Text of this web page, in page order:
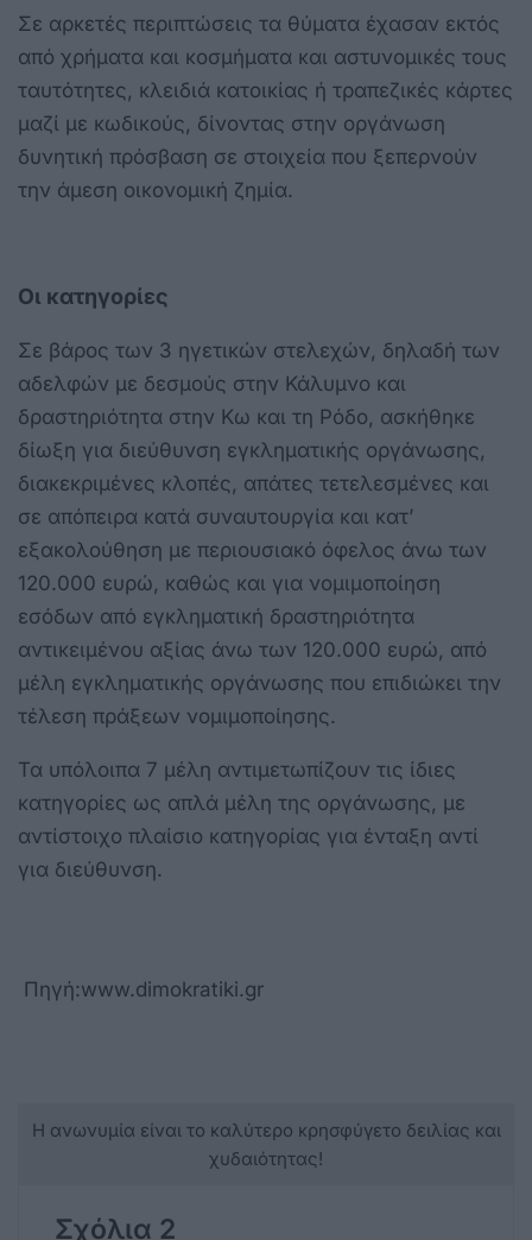
Σε αρκετές περιπτώσεις τα θύματα έχασαν εκτός
από χρήματα και κοσμήματα και αστυνομικές τους
ταυτότητες, κλειδιά κατοικίας ή τραπεζικές κάρτες
μαζί με κωδικούς, δίνοντας στην οργάνωση
δυνητική πρόσβαση σε στοιχεία που ξεπερνούν
την άμεση οικονομική ζημία.
Οι κατηγορίες
Σε βάρος των 3 ηγετικών στελεχών, δηλαδή των
αδελφών με δεσμούς στην Κάλυμνο και
δραστηριότητα στην Κω και τη Ρόδο, ασκήθηκε
δίωξη για διεύθυνση εγκληματικής οργάνωσης,
διακεκριμένες κλοπές, απάτες τετελεσμένες και
σε απόπειρα κατά συναυτουργία και κατ’
εξακολούθηση με περιουσιακό όφελος άνω των
120.000 ευρώ, καθώς και για νομιμοποίηση
εσόδων από εγκληματική δραστηριότητα
αντικειμένου αξίας άνω των 120.000 ευρώ, από
μέλη εγκληματικής οργάνωσης που επιδιώκει την
τέλεση πράξεων νομιμοποίησης.
Τα υπόλοιπα 7 μέλη αντιμετωπίζουν τις ίδιες
κατηγορίες ως απλά μέλη της οργάνωσης, με
αντίστοιχο πλαίσιο κατηγορίας για ένταξη αντί
για διεύθυνση.
Πηγή:www.dimokratiki.gr
Η ανωνυμία είναι το καλύτερο κρησφύγετο δειλίας και
χυδαιότητας!
Σχόλια 2